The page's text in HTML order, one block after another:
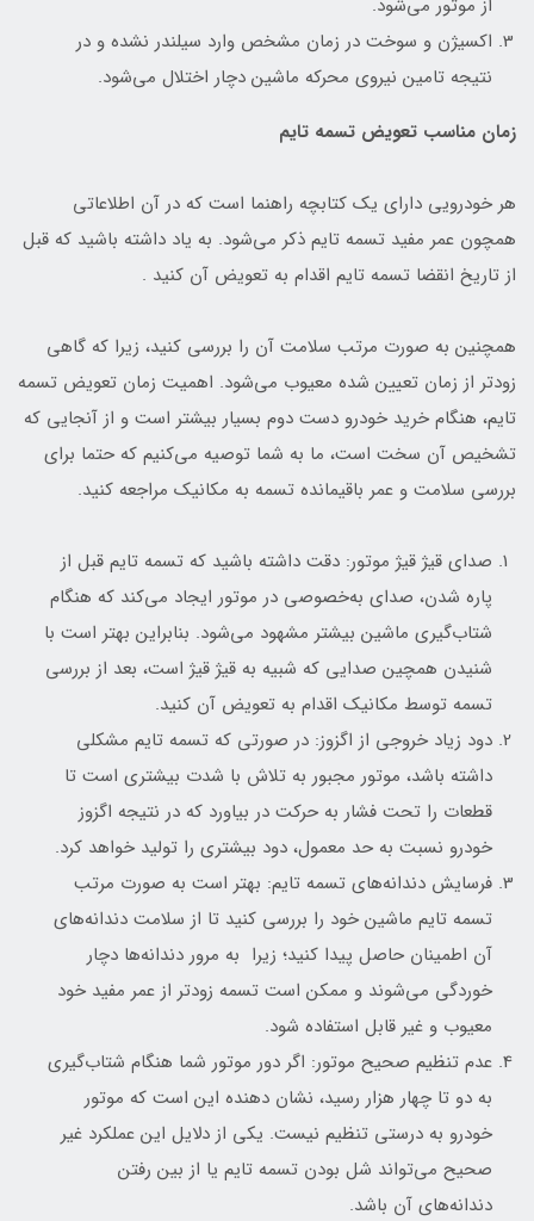
اکسیژن و سوخت در زمان مشخص وارد سیلندر نشده و در
نتیجه تامین نیروی محرکه ماشین دچار اختلال می‌شود.
زمان مناسب تعویض تسمه تایم
هر خودرویی دارای یک کتابچه راهنما است که در آن اطلاعاتی
همچون عمر مفید تسمه تایم ذکر می‌شود. به یاد داشته باشید که قبل
از تاریخ انقضا تسمه تایم اقدام به تعویض آن کنید .
همچنین به صورت مرتب سلامت آن را بررسی کنید، زیرا که گاهی
زودتر از زمان تعیین شده معیوب می‌شود. اهمیت زمان تعویض تسمه
تایم، هنگام خرید خودرو دست دوم بسیار بیشتر است و از آنجایی که
تشخیص آن سخت است، ما به شما توصیه می‌کنیم که حتما برای
بررسی سلامت و عمر باقیمانده تسمه به مکانیک مراجعه کنید.
صدای قیژ قیژ موتور: دقت داشته باشید که تسمه تایم قبل از
پاره‌ شدن، صدای به‌خصوصی در موتور ایجاد می‌کند که هنگام
شتاب‌گیری ماشین بیشتر مشهود می‌شود. بنابراین بهتر است با
شنیدن همچین صدایی که شبیه به قیژ قیژ است، بعد از بررسی
تسمه توسط مکانیک اقدام به تعویض آن کنید.
دود زیاد خروجی از اگزوز: در صورتی که تسمه تایم مشکلی
داشته باشد، موتور مجبور به تلاش با شدت بیشتری است تا
قطعات را تحت فشار به حرکت در بیاورد که در نتیجه اگزوز
خودرو نسبت به حد معمول، دود بیشتری را تولید خواهد کرد.
فرسایش دندانه‌های تسمه تایم: بهتر است به صورت مرتب
تسمه تایم ماشین خود را بررسی کنید تا از سلامت دندانه‌های
آن اطمینان حاصل پیدا کنید؛ زیرا به مرور دندانه‌ها دچار
خوردگی‌ می‌شوند و ممکن است تسمه زودتر از عمر مفید خود
معیوب و غیر قابل استفاده شود.
عدم تنظیم صحیح موتور: اگر دور موتور شما هنگام شتاب‌گیری
به دو تا چهار هزار رسید، نشان دهنده این است که موتور
خودرو به درستی تنظیم نیست. یکی از دلایل این عملکرد غیر
صحیح می‌تواند شل بودن تسمه تایم یا از بین رفتن
دندانه‌های آن باشد.